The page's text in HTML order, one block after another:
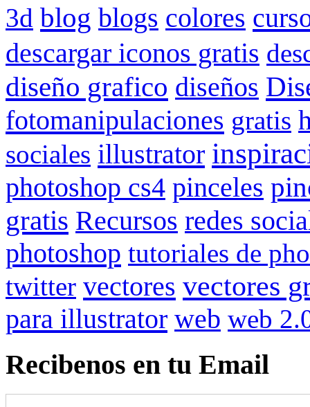
3d blog blogs colores
descargar iconos gratis
diseño grafico diseños
fotomanipulaciones gratis
sociales illustrator
photoshop cs4 pinceles
gratis Recursos redes
photoshop tutoriales de
twitter vectores vectores
para illustrator web web
Recibenos en tu Email